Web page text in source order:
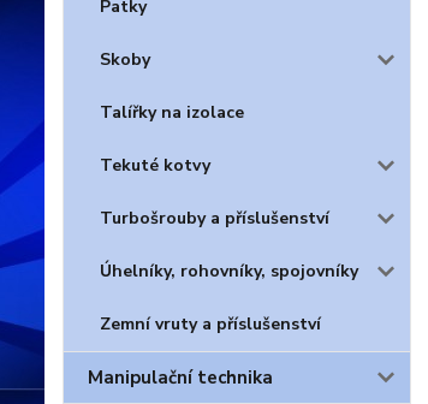
Patky
Skoby
Talířky na izolace
Tekuté kotvy
Turbošrouby a příslušenství
Úhelníky, rohovníky, spojovníky
Zemní vruty a příslušenství
Manipulační technika